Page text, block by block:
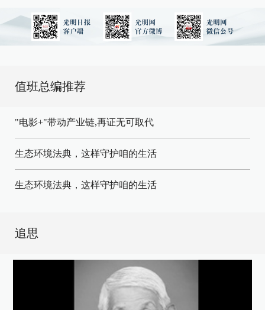
值班总编推荐
"电影+"带动产业链,再证无可取代
生态环境法典，这样守护咱的生活
生态环境法典，这样守护咱的生活
追思